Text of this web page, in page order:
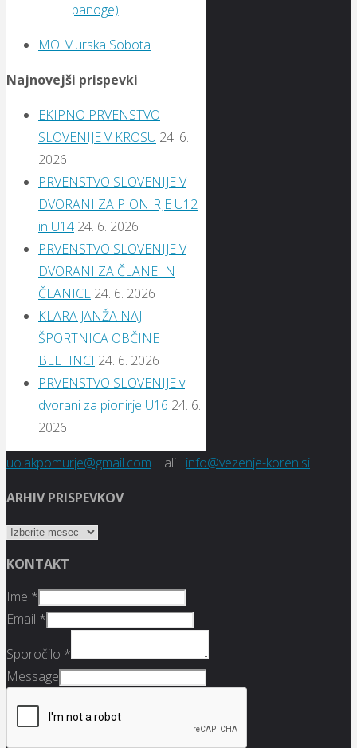
panoge)
MO Murska Sobota
Najnovejši prispevki
EKIPNO PRVENSTVO
SLOVENIJE V KROSU 24. 6.
2026
PRVENSTVO SLOVENIJE V
DVORANI ZA PIONIRJE U12
in U14 24. 6. 2026
PRVENSTVO SLOVENIJE V
DVORANI ZA ČLANE IN
ČLANICE 24. 6. 2026
KLARA JANŽA NAJ
ŠPORTNICA OBČINE
BELTINCI 24. 6. 2026
PRVENSTVO SLOVENIJE v
dvorani za pionirje U16 24. 6.
2026
uo.akpomurje@gmail.com ali info@vezenje-koren.si
ARHIV PRISPEVKOV
ARHIV
KONTAKT
Ime *
Email *
Sporočilo *
Message